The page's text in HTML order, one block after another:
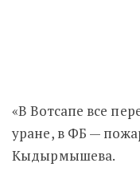
«В Вотсапе все
уране, в ФБ —
Кыдырмышева.